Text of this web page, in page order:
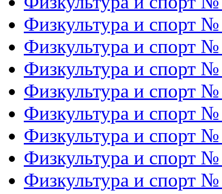
Физкультура и спорт
Физкультура и спорт
Физкультура и спорт
Физкультура и спорт
Физкультура и спорт
Физкультура и спорт
Физкультура и спорт
Физкультура и спорт